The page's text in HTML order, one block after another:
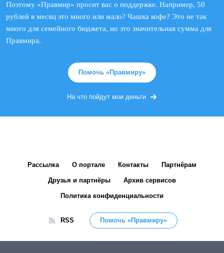
Поэтому «Правмир» просит вас о поддержке. Например, 50
рублей в месяц это много или мало? Чашка кофе? Это не так
много для семейного бюджета, но это значительная сумма для
Правмира.
Помочь «Правмиру»
На что пойдут мои деньги
Рассылка О портале Контакты Партнёрам
Друзья и партнёры Архив сервисов
Политика конфиденциальности
RSS Помочь «Правмиру»